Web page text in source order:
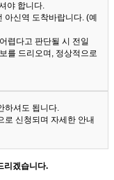
야 합니다.
신역 도착바랍니다. (예
렵다고 판단될 시 전일
를 드리오며, 정상적으로
하셔도 됩니다.
로 신청되며 자세한 안내
리겠습니다.